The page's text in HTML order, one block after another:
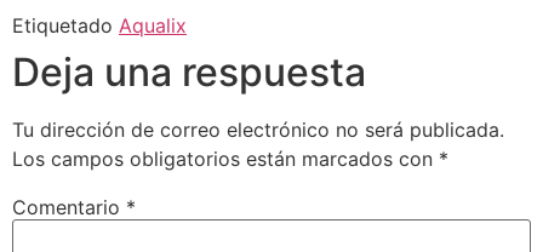
Etiquetado Aqualix
Deja una respuesta
Tu dirección de correo electrónico no será publicada.
Los campos obligatorios están marcados con *
Comentario *